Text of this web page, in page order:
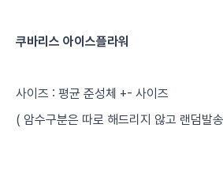
쿠바리스 아이스플라워
사이즈 : 평균 준성체 +- 사이즈
( 암수구분은 따로 해드리지 않고 랜덤발